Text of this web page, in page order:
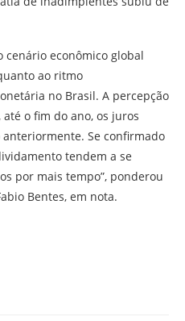
cenário econômico global
ao ritmo
no Brasil. A percepção
o fim do ano, os juros
Se confirmado
tendem a se
por mais tempo”, ponderou
Bentes, em nota.